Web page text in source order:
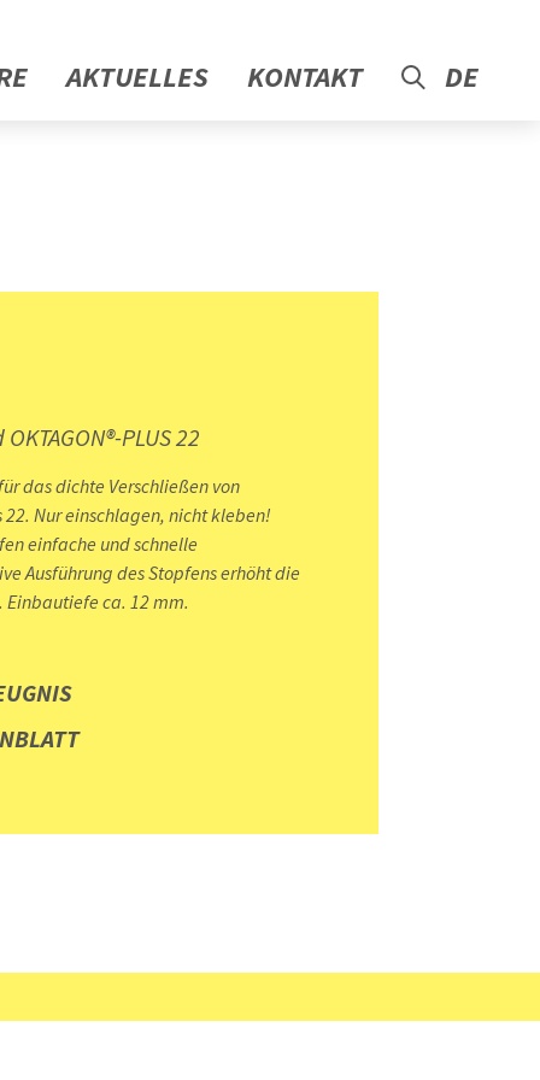
AKTUELLES KONTAKT DE
PLUS 22
das dichte Verschließen von
22. Nur einschlagen, nicht kleben!
einfache und schnelle
Ausführung des Stopfens erhöht die
Einbautiefe ca. 12 mm.